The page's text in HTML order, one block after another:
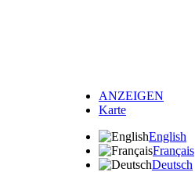
ANZEIGEN
Karte
English
Français
Deutsch